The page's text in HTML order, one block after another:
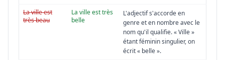
La ville est
très beau
La ville est très
belle
L'adjectif s'accorde en
genre et en nombre avec le
nom qu'il qualifie. « Ville »
étant féminin singulier, on
écrit « belle ».